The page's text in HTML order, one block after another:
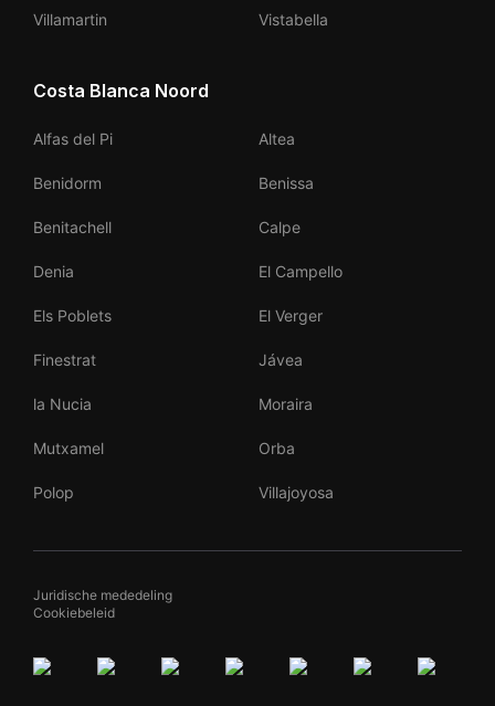
Villamartin Vistabella
Costa Blanca Noord
Alfas del Pi Altea
Benidorm Benissa
Benitachell Calpe
Denia El Campello
Els Poblets El Verger
Finestrat Jávea
la Nucia Moraira
Mutxamel Orba
Polop Villajoyosa
Juridische mededeling
Cookiebeleid